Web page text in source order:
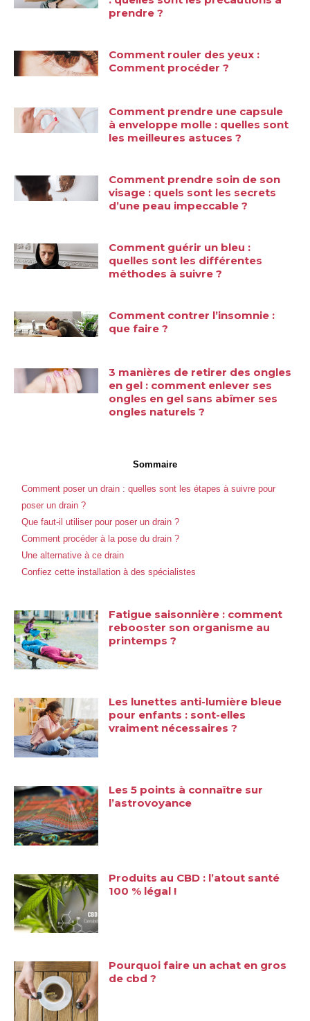
prendre ?
Comment rouler des yeux :
Comment procéder ?
Comment prendre une capsule
à enveloppe molle : quelles sont
les meilleures astuces ?
Comment prendre soin de son
visage : quels sont les secrets
d’une peau impeccable ?
Comment guérir un bleu :
quelles sont les différentes
méthodes à suivre ?
Comment contrer l’insomnie :
que faire ?
3 manières de retirer des ongles
en gel : comment enlever ses
ongles en gel sans abîmer ses
ongles naturels ?
Sommaire
Comment poser un drain : quelles sont les étapes à suivre pour
poser un drain ?
Que faut-il utiliser pour poser un drain ?
Comment procéder à la pose du drain ?
Une alternative à ce drain
Confiez cette installation à des spécialistes
Fatigue saisonnière : comment
rebooster son organisme au
printemps ?
Les lunettes anti-lumière bleue
pour enfants : sont-elles
vraiment nécessaires ?
Les 5 points à connaître sur
l’astrovoyance
Produits au CBD : l’atout santé
100 % légal !
Pourquoi faire un achat en gros
de cbd ?